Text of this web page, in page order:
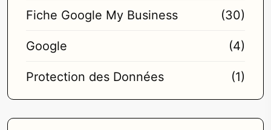
Fiche Google My Business (30)
Google (4)
Protection des Données (1)